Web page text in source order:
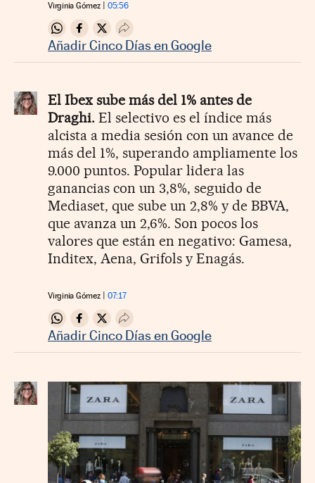
Virginia Gómez 05:56
Compartir en Whatsapp
Compartir en Facebook
Compartir en Twitter
Desplegar Redes Sociales
Añadir Cinco Días en Google
El Ibex sube más del 1% antes de
Draghi. El selectivo es el índice más
alcista a media sesión con un avance de
más del 1%, superando ampliamente los
9.000 puntos. Popular lidera las
ganancias con un 3,8%, seguido de
Mediaset, que sube un 2,8% y de BBVA,
que avanza un 2,6%. Son pocos los
valores que están en negativo: Gamesa,
Inditex, Aena, Grifols y Enagás.
Virginia Gómez 07:17
Compartir en Whatsapp
Compartir en Facebook
Compartir en Twitter
Desplegar Redes Sociales
Añadir Cinco Días en Google